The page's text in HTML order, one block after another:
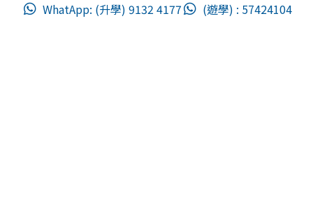
WhatApp: (升學) 9132 4177
(遊學) : 57424104